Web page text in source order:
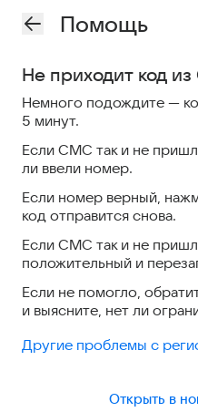
Помощь
Не приходит код
Немного подождите —
5 минут.
Если СМС так и не
ли ввели номер.
Если номер верный,
код отправится снова.
Если СМС так и не
положительный и
Если не помогло,
и выясните, нет ли
Другие проблемы с
Открыть в